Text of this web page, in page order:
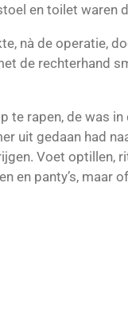
en toilet waren
nà de operatie,
de rechterhand
te rapen, de was
uit gedaan had
Voet optillen,
en panty’s, maar